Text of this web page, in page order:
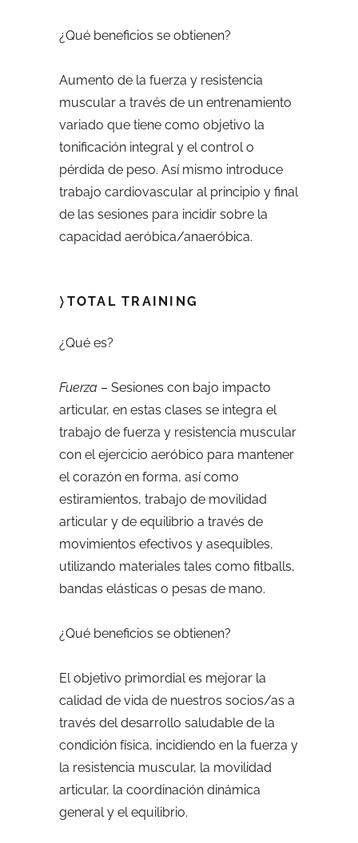
¿Qué beneficios se obtienen?
Aumento de la fuerza y resistencia
muscular a través de un entrenamiento
variado que tiene como objetivo la
tonificación integral y el control o
pérdida de peso. Así mismo introduce
trabajo cardiovascular al principio y final
de las sesiones para incidir sobre la
capacidad aeróbica/anaeróbica.
〉TOTAL TRAINING
¿Qué es?
Fuerza – Sesiones con bajo impacto
articular, en estas clases se integra el
trabajo de fuerza y resistencia muscular
con el ejercicio aeróbico para mantener
el corazón en forma, así como
estiramientos, trabajo de movilidad
articular y de equilibrio a través de
movimientos efectivos y asequibles,
utilizando materiales tales como fitballs,
bandas elásticas o pesas de mano.
¿Qué beneficios se obtienen?
El objetivo primordial es mejorar la
calidad de vida de nuestros socios/as a
través del desarrollo saludable de la
condición física, incidiendo en la fuerza y
la resistencia muscular, la movilidad
articular, la coordinación dinámica
general y el equilibrio.